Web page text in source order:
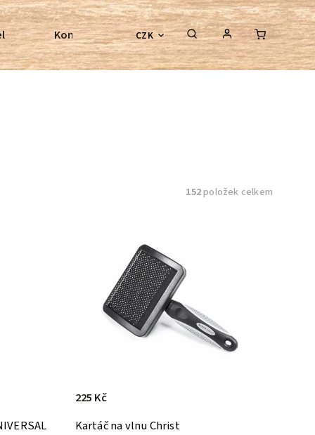
CZK
Kontroly bezkostrových sedel Poradenství
152položek celkem
Kartáč na vlnu Christ
225 Kč